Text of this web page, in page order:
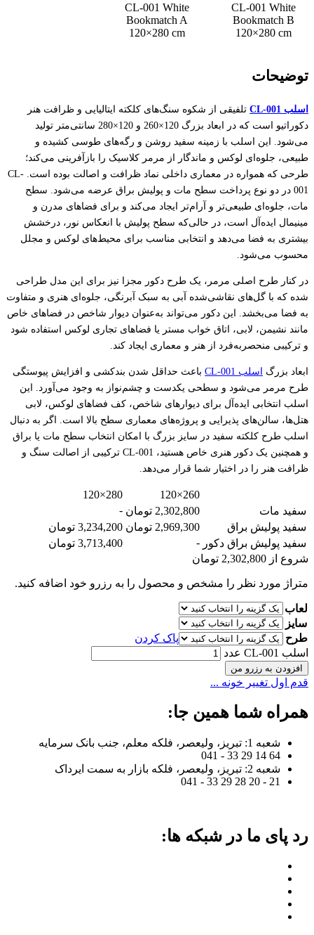
CL-001 White
Bookmatch B
120×280 cm
CL-001 White
Bookmatch A
120×280 cm
توضیحات
اسلب CL-001
تلفیقی از شکوه سنگ‌های کلکته ایتالیایی و ظرافت هنر
دکوراتیو است که در ابعاد بزرگ 120×260 و 120×280 سانتی‌متر تولید
می‌شود. این اسلب با زمینه سفید روشن و رگه‌های طوسی کشیده و
طبیعی، جلوه‌ای لوکس و ماندگار از مرمر کلاسیک را بازآفرینی می‌کند؛
طرحی که همواره در معماری داخلی نماد ظرافت و اصالت بوده است. CL-
001 در دو نوع پرداخت سطح مات و پولیش براق عرضه می‌شود. سطح
مات، جلوه‌ای طبیعی‌تر و آرام‌تر ایجاد می‌کند و برای فضاهای مدرن و
مینیمال ایده‌آل است، در حالی‌که سطح پولیش با انعکاس نور، درخشش
بیشتری به فضا می‌دهد و انتخابی مناسب برای محیط‌های لوکس و مجلل
محسوب می‌شود.
در کنار طرح اصلی مرمر، یک طرح دکور مجزا نیز برای این مدل طراحی
شده که با گل‌های نقاشی‌شده آبی به سبک آبرنگی، جلوه‌ای هنری و متفاوت
به فضا می‌بخشد. این دکور می‌تواند به‌عنوان دیوار شاخص در فضاهای خاص
مانند نشیمن، لابی، اتاق خواب مستر یا فضاهای تجاری لوکس استفاده شود
و ترکیبی منحصربه‌فرد از هنر و معماری ایجاد کند.
ابعاد بزرگ اسلب‌ CL-001
باعث حداقل شدن بندکشی و افزایش پیوستگی
طرح مرمر می‌شود و سطحی یکدست و چشم‌نواز به وجود می‌آورد. این
اسلب انتخابی ایده‌آل برای دیوارهای شاخص، کف فضاهای لوکس، لابی
هتل‌ها، سالن‌های پذیرایی و پروژه‌های معماری سطح بالا است. اگر به دنبال
اسلب طرح کلکته سفید در سایز بزرگ با امکان انتخاب سطح مات یا براق
و همچنین یک دکور هنری خاص هستید، CL-001 ترکیبی از اصالت سنگ و
ظرافت هنر را در اختیار شما قرار می‌دهد.
260×120
280×120
سفید مات
2,302,800 تومان
-
سفید پولیش براق
2,969,300 تومان
3,234,200 تومان
سفید پولیش براق دکور -
3,713,400 تومان
شروع از 2,302,800 تومان
متراژ مورد نظر را مشخص و محصول را به رزرو خود اضافه کنید.
لعاب
سایز
طرح
پاک کردن
اسلب CL-001 عدد
افزودن به رزرو من
قدم اول تغییر خونه ...
همراه شما همین جا:
شعبه 1: تبریز، ولیعصر، فلکه معلم، جنب بانک سرمایه
64 14 29 33 - 041
شعبه 2: تبریز، ولیعصر، فلکه بازار به سمت ایرداک
21 - 20 28 29 33 - 041
رد پای ما در شبکه ها: